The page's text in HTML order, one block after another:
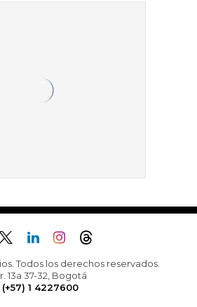
Todos los derechos reservados.
13a 37-32, Bogotá
(+57) 1 4227600